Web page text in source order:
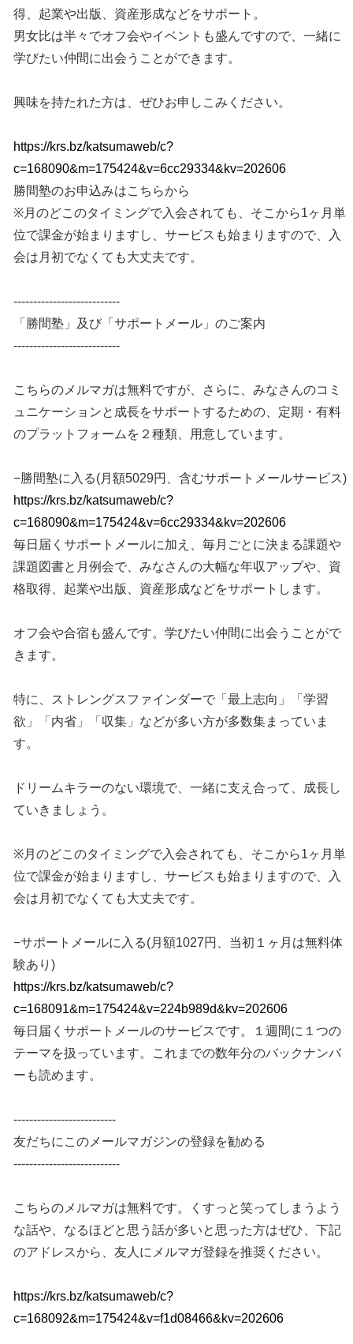
得、起業や出版、資産形成などをサポート。
男女比は半々でオフ会やイベントも盛んですので、一緒に
学びたい仲間に出会うことができます。
興味を持たれた方は、ぜひお申しこみください。
https://krs.bz/katsumaweb/c?
c=168090&m=175424&v=6cc29334&kv=202606
勝間塾のお申込みはこちらから
※月のどこのタイミングで入会されても、そこから1ヶ月単
位で課金が始まりますし、サービスも始まりますので、入
会は月初でなくても大丈夫です。
---------------------------
「勝間塾」及び「サポートメール」のご案内
---------------------------
こちらのメルマガは無料ですが、さらに、みなさんのコミ
ュニケーションと成長をサポートするための、定期・有料
のプラットフォームを２種類、用意しています。
−勝間塾に入る(月額5029円、含むサポートメールサービス)
https://krs.bz/katsumaweb/c?
c=168090&m=175424&v=6cc29334&kv=202606
毎日届くサポートメールに加え、毎月ごとに決まる課題や
課題図書と月例会で、みなさんの大幅な年収アップや、資
格取得、起業や出版、資産形成などをサポートします。
オフ会や合宿も盛んです。学びたい仲間に出会うことがで
きます。
特に、ストレングスファインダーで「最上志向」「学習
欲」「内省」「収集」などが多い方が多数集まっていま
す。
ドリームキラーのない環境で、一緒に支え合って、成長し
ていきましょう。
※月のどこのタイミングで入会されても、そこから1ヶ月単
位で課金が始まりますし、サービスも始まりますので、入
会は月初でなくても大丈夫です。
−サポートメールに入る(月額1027円、当初１ヶ月は無料体
験あり)
https://krs.bz/katsumaweb/c?
c=168091&m=175424&v=224b989d&kv=202606
毎日届くサポートメールのサービスです。１週間に１つの
テーマを扱っています。これまでの数年分のバックナンバ
ーも読めます。
--------------------------
友だちにこのメールマガジンの登録を勧める
---------------------------
こちらのメルマガは無料です。くすっと笑ってしまうよう
な話や、なるほどと思う話が多いと思った方はぜひ、下記
のアドレスから、友人にメルマガ登録を推奨ください。
https://krs.bz/katsumaweb/c?
c=168092&m=175424&v=f1d08466&kv=202606